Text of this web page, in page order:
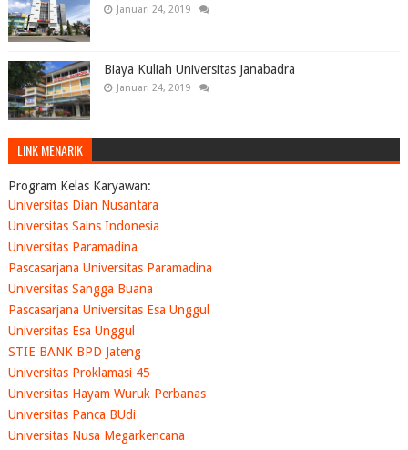
Januari 24, 2019
Biaya Kuliah Universitas Janabadra
Januari 24, 2019
LINK MENARIK
Program Kelas Karyawan:
Universitas Dian Nusantara
Universitas Sains Indonesia
Universitas Paramadina
Pascasarjana Universitas Paramadina
Universitas Sangga Buana
Pascasarjana Universitas Esa Unggul
Universitas Esa Unggul
STIE BANK BPD Jateng
Universitas Proklamasi 45
Universitas Hayam Wuruk Perbanas
Universitas Panca BUdi
Universitas Nusa Megarkencana